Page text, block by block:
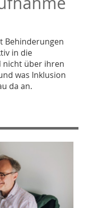
Behinderungen
in die
nicht über ihren
was Inklusion
da an.